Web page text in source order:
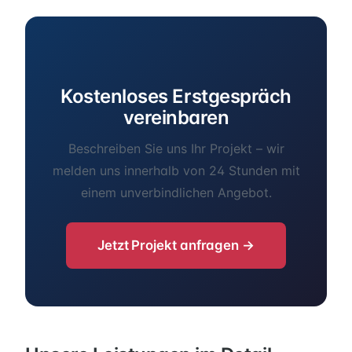
Kostenloses Erstgespräch
vereinbaren
Beschreiben Sie uns Ihr Projekt – wir
melden uns innerhalb von 24 Stunden mit
einem unverbindlichen Angebot.
Jetzt Projekt anfragen →